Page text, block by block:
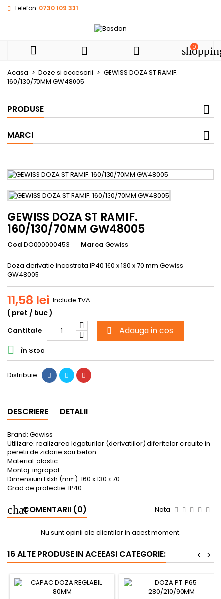
Telefon: 0730 109 331
   0
Acasa Doze si accesorii
GEWISS DOZA ST RAMIF.
160/130/70MM GW48005
PRODUSE
MARCI
GEWISS DOZA ST RAMIF.
160/130/70MM GW48005
Cod DO000000453 Marca Gewiss
Doza derivatie incastrata IP40 160 x 130 x 70 mm Gewiss
GW48005
11,58 lei
( pret / buc )
Include TVA
Cantitate  Adauga in cos
 În Stoc
Distribuie
DESCRIERE DETALII
Brand: Gewiss
Utilizare: realizarea legaturilor (derivatiilor) diferitelor circuite in
peretii de zidarie sau beton
Material: plastic
Montaj: ingropat
Dimensiuni Lxlxh (mm): 160 x 130 x 70
Grad de protectie: IP40
COMENTARII (0) Nota
Nu sunt opinii ale clientilor in acest moment.
16 ALTE PRODUSE IN ACEEASI CATEGORIE: >
<
My wishlists
Create new
((title))
((label))
Autentificare
Ai nevoie sa fii autentificat pentru a salva produsele in
de dorinte.